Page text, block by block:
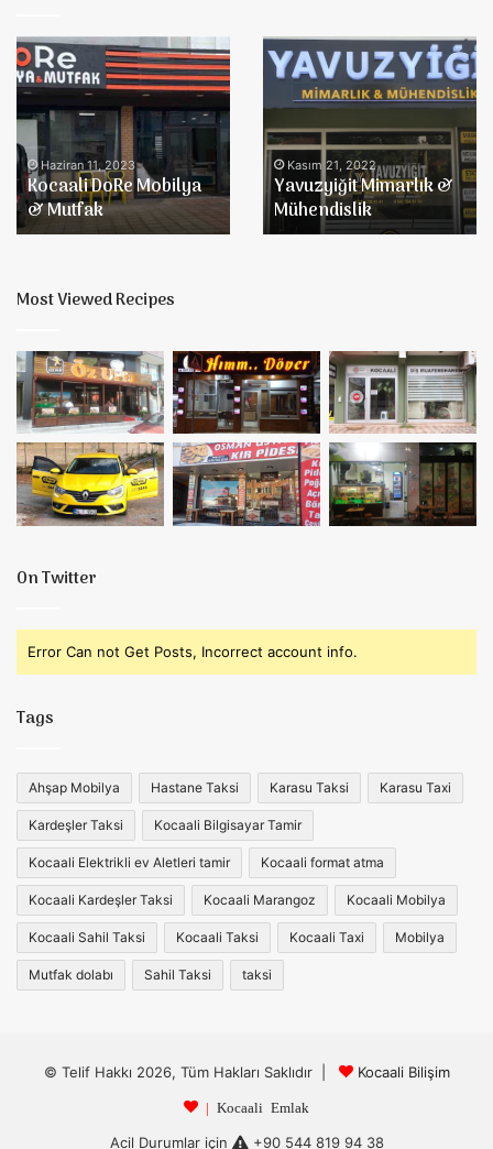
Kocaali
DoRe
Mobilya
&
Mutfak
Haziran 11, 2023
Kocaali DoRe Mobilya
& Mutfak
Yavuzyiğit
Mimarlık
Kasım 21, 2022
Yavuzyiğit Mimarlık &
Mühendislik
Most Viewed Recipes
On Twitter
Error Can not Get Posts, Incorrect account info.
Tags
Ahşap Mobilya Hastane Taksi Karasu Taksi Karasu Taxi
Kardeşler Taksi Kocaali Bilgisayar Tamir
Kocaali Elektrikli ev Aletleri tamir Kocaali format atma
Kocaali Kardeşler Taksi Kocaali Marangoz Kocaali Mobilya
Kocaali Sahil Taksi Kocaali Taksi Kocaali Taxi Mobilya
Mutfak dolabı Sahil Taksi taksi
© Telif Hakkı 2026, Tüm Hakları Saklıdır | Kocaali Bilişim
| Kocaali Emlak
Acil Durumlar için +90 544 819 94 38